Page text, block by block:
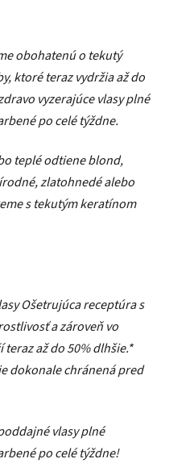
obohatenú o tekutý
ktoré teraz vydržia až do
vyzerajúce vlasy plné
po celé týždne.
teplé odtiene blond,
zlatohnedé alebo
s tekutým keratínom
Ošetrujúca receptúra s
a zároveň vo
až do 50% dlhšie.*
dokonale chránená pred
vlasy plné
po celé týždne!